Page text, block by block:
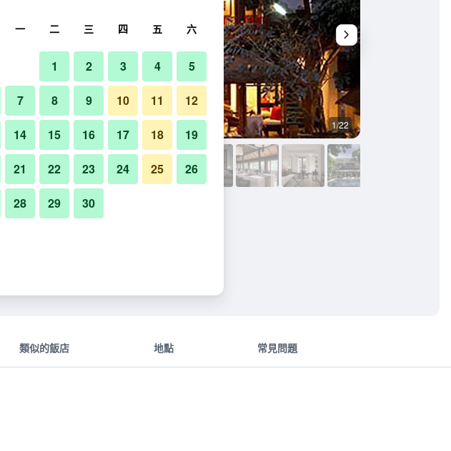
建築 1/22
羅望鄉村酒店的照片
類似的飯店 地點 常見問題
一 二 三 四 五 六
1 2 3 4 5
7 8 9 10 11 12
14 15 16 17 18 19
21 22 23 24 25 26
28 29 30